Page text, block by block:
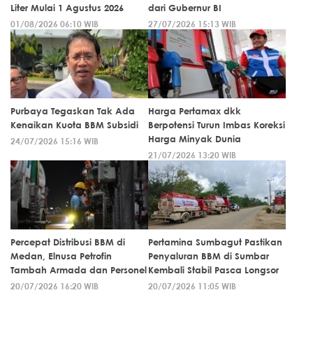
Liter Mulai 1 Agustus 2026
01/08/2026 06:10 WIB
dari Gubernur BI
27/07/2026 15:13 WIB
Purbaya Tegaskan Tak Ada
Kenaikan Kuota BBM Subsidi
24/07/2026 15:16 WIB
Harga Pertamax dkk
Berpotensi Turun Imbas Koreksi
Harga Minyak Dunia
21/07/2026 13:20 WIB
Percepat Distribusi BBM di
Medan, Elnusa Petrofin
Tambah Armada dan Personel
20/07/2026 16:20 WIB
Pertamina Sumbagut Pastikan
Penyaluran BBM di Sumbar
Kembali Stabil Pasca Longsor
20/07/2026 11:05 WIB